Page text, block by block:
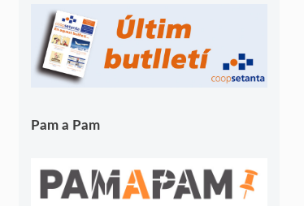
Pam a Pam